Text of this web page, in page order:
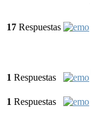
17 Respuestas
1 Respuestas
1 Respuestas